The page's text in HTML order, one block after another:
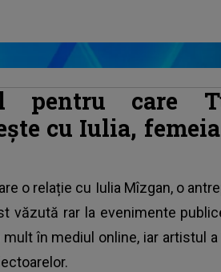
pentru care
cu Iulia,
are o relație cu Iulia Mîzgan, o
văzută rar la evenimente
în mediul online, iar artistul